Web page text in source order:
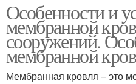
Особенности и
мембранной
сооружений.
мембранной
Мембранная кровля – это